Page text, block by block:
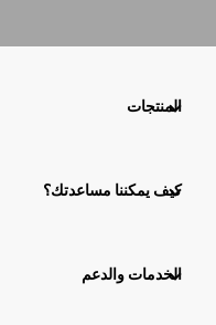
المنتجات
كيف يمكننا مساعدتك؟
الخدمات والدعم